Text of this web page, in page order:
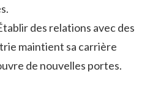
des relations avec des
maintient sa carrière
de nouvelles portes.